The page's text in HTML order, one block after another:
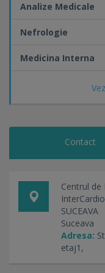
Analize Medicale
Nefrologie
Medicina Interna
Contact
Centrul
SUCEAVA
Suceava
Adresa:
etaj1,